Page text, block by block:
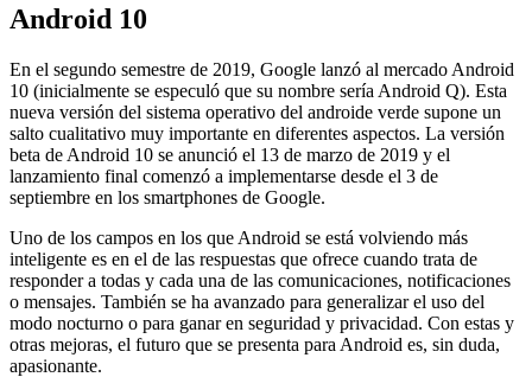
Android 10
En el segundo semestre de 2019, Google lanzó al mercado Android
10 (inicialmente se especuló que su nombre sería Android Q). Esta
nueva versión del sistema operativo del androide verde supone un
salto cualitativo muy importante en diferentes aspectos. La versión
beta de Android 10 se anunció el 13 de marzo de 2019 y el
lanzamiento final comenzó a implementarse desde el 3 de
septiembre en los smartphones de Google.
Uno de los campos en los que Android se está volviendo más
inteligente es en el de las respuestas que ofrece cuando trata de
responder a todas y cada una de las comunicaciones, notificaciones
o mensajes. También se ha avanzado para generalizar el uso del
modo nocturno o para ganar en seguridad y privacidad. Con estas y
otras mejoras, el futuro que se presenta para Android es, sin duda,
apasionante.